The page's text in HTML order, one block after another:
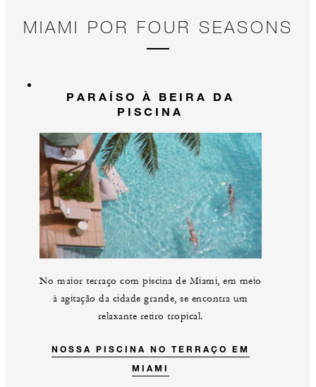
MIAMI POR FOUR SEASONS
PARAÍSO À BEIRA DA
PISCINA
No maior terraço com piscina de Miami, em meio
à agitação da cidade grande, se encontra um
relaxante retiro tropical.
NOSSA PISCINA NO TERRAÇO EM
MIAMI